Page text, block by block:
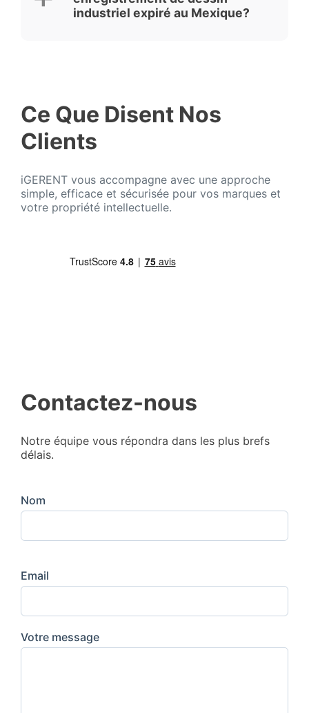
industriel expiré au Mexique?
Ce Que Disent Nos
Clients
iGERENT vous accompagne avec une approche
simple, efficace et sécurisée pour vos marques et
votre propriété intellectuelle.
Contactez-nous
Notre équipe vous répondra dans les plus brefs
délais.
Nom
Email
Votre message